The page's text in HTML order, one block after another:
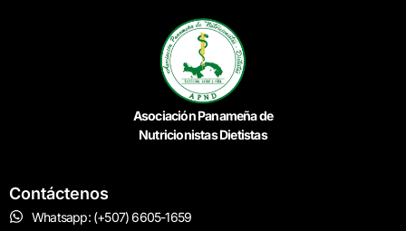
Asociación Panameña de
Nutricionistas Dietistas
Contáctenos
Whatsapp: (+507) 6605-1659